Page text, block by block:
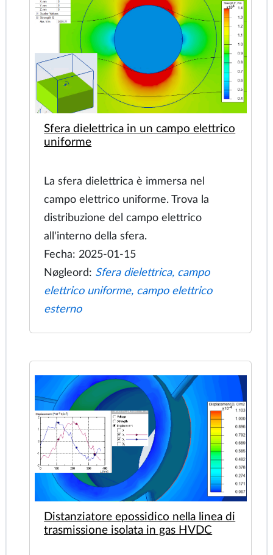
Sfera dielettrica in un campo elettrico
uniforme
La sfera dielettrica è immersa nel
campo elettrico uniforme. Trova la
distribuzione del campo elettrico
all'interno della sfera.
elettrico uniforme, campo elettrico
esterno